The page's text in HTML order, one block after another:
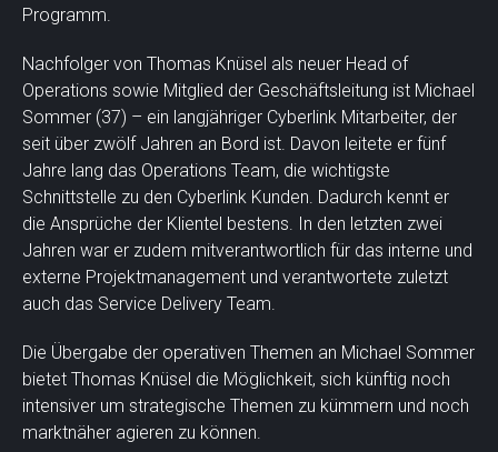
Programm.
Nachfolger von Thomas Knüsel als neuer Head of
Operations sowie Mitglied der Geschäftsleitung ist Michael
Sommer (37) – ein langjähriger Cyberlink Mitarbeiter, der
seit über zwölf Jahren an Bord ist. Davon leitete er fünf
Jahre lang das Operations Team, die wichtigste
Schnittstelle zu den Cyberlink Kunden. Dadurch kennt er
die Ansprüche der Klientel bestens. In den letzten zwei
Jahren war er zudem mitverantwortlich für das interne und
externe Projektmanagement und verantwortete zuletzt
auch das Service Delivery Team.
Die Übergabe der operativen Themen an Michael Sommer
bietet Thomas Knüsel die Möglichkeit, sich künftig noch
intensiver um strategische Themen zu kümmern und noch
marktnäher agieren zu können.